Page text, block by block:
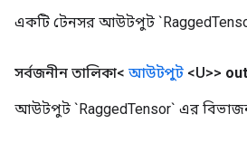
একটি টেনসর আউটপুট
সর্বজনীন তালিকা< আউটপুট <U>>
আউটপুট `RaggedTensor` এর বিভাজন